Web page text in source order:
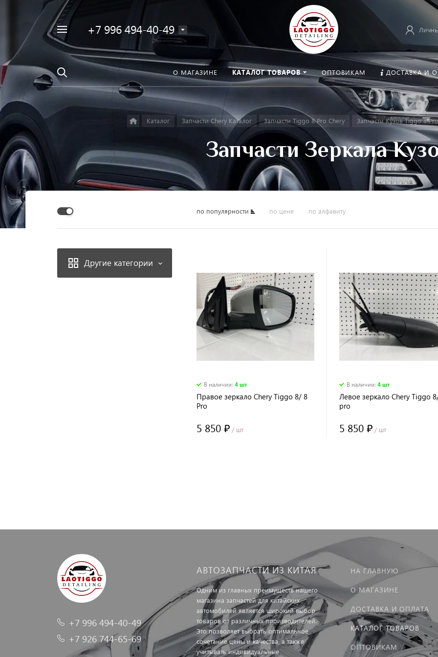
в каталоге
Найти
Например,
+7 996 494-40-49
О МАГАЗИНЕ КАТАЛОГ ТОВАРОВ ОПТОВИКАМ ДОСТАВКА И
Каталог Запчасти Chery Каталог Запчасти Tiggo 8 Pro Chery Запчасти Кузов Tiggo 8 Pro
Запчасти Зеркала
по популярности по цене по алфавиту
Другие категории
В наличии: 4 шт
Правое зеркало Chery Tiggo 8/ 8
Pro
5 850 ₽ / шт
В наличии: 4 шт
Левое зеркало Chery Tiggo
pro
5 850 ₽/ шт
+7 996 494-40-49
+7 926 744-65-69
АВТОЗАПЧАСТИ ИЗ КИТАЯ
Одним из главных преимуществ нашего
магазина запчастей для китайских
автомобилей является широкий выбор
товаров от различных производителей.
Это позволяет выбрать оптимальное
сочетание цены и качества, а также
учитывать индивидуальные
НА ГЛАВНУЮ
О МАГАЗИНЕ
ДОСТАВКА И ОПЛАТА
КАТАЛОГ ТОВАРОВ
ОПТОВИКАМ